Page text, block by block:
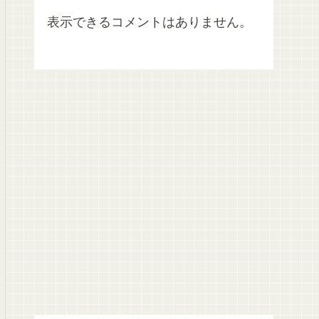
表示できるコメントはありません。